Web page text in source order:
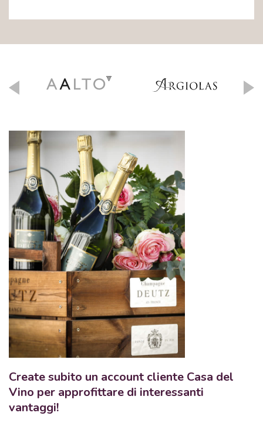
Create subito un account cliente Casa del
Vino per approfittare di interessanti
vantaggi!